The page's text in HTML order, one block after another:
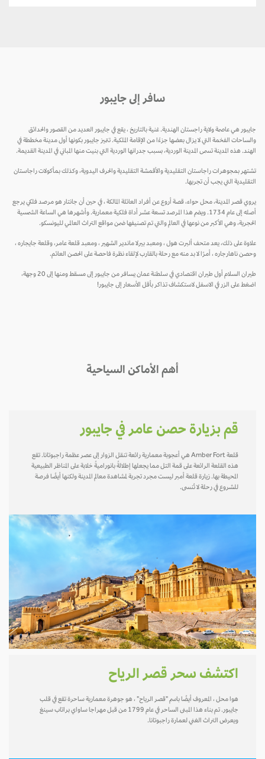
سافر إلى جايبور
جايبور هي عاصمة ولاية راجستان الهندية. غنية بالتاريخ ، يقع في جايبور العديد من القصور والحدائق
والساحات الفخمة التي لا يزال بعضها جزءًا من الإقامة الملكية. تتميز جايبور بكونها أول مدينة مخططة في
الهند. هذه المدينة تسمى المدينة الوردية، بسبب جدرانها الوردية التي بنيت منها المباني في المدينة القديمة.
تشتهر بمجوهرات راجاستان التقليدية والأقمشة التقليدية والحرف اليدوية، وكذلك بمأكولات راجاستان
التقليدية التي يجب أن تجربها.
يروي قصر المدينة، محل حواء، قصة أروع عن أفراد العائلة المالكة ، في حين أن جانتار هو مرصد فلكي يرجع
أصله إلى عام 1734. ويضم هذا المرصد تسعة عشر أداة فلكية معمارية. وأشهرها هي الساعة الشمسية
الحجرية، وهي الأكبر من نوعها في العالم والتي تم تصنيفها ضمن مواقع التراث العالمي لليونسكو.
علاوة على ذلك، يعد متحف ألبرت هول ، ومعبد بيرلا ماندير الشهير ، ومعبد قلعة عامر، وقلعة جايجاره ،
وحصن ناهارجاره ، أمرًا لا بد منه مع رحلة بالقارب لإلقاء نظرة فاحصة على الحصن العائم.
طيران السلام أول طيران اقتصادي في سلطنة عمان يسافر من جايبور إلى مسقط ومنها إلى 20 وجهة،
اضغط على الزر في الاسفل لاستكشاف تذاكر بأقل الأسعار إلى جايبور!
أهم الأماكن السياحية
قم بزيارة حصن عامر في جايبور
قلعة Amber Fort هي أعجوبة معمارية رائعة تنقل الزوار إلى عصر عظمة راجبوتانا. تقع
هذه القلعة الرائعة على قمة التل مما يجعلها إطلالةً بانوراميةً خلابة على المناظر الطبيعية
المحيطة بها. زيارة قلعة أمبر ليست مجرد تجربة لمشاهدة معالم المدينة ولكنها أيضًا فرصة
للشروع في رحلة لا تُنسى.
اكتشف سحر قصر الرياح
هوا محل ، المعروف أيضًا باسم "قصر الرياح" ، هو جوهرة معمارية ساحرة تقع في قلب
جايبور. تم بناء هذا المبنى الساحر في عام 1799 من قبل مهراجا ساواي براتاب سينغ
ويعرض التراث الغني لعمارة راجبوتانا.